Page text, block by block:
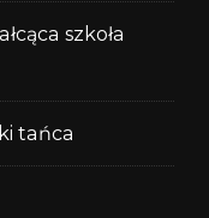
szkoła
tańca